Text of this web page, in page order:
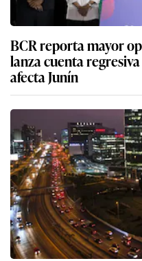
BCR reporta mayor
lanza cuenta
afecta Junín